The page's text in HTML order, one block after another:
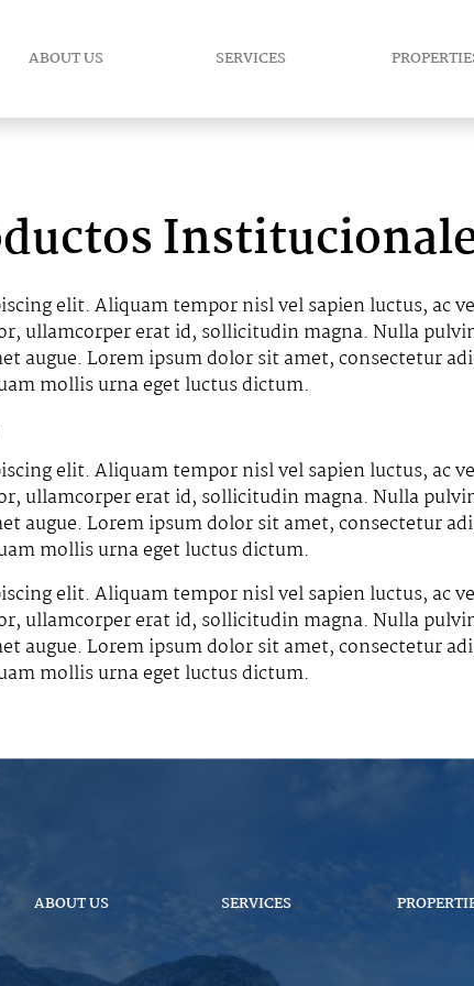
ABOUT US SERVICES
elit. Aliquam tempor nisl vel sapien luctus, ac
ullamcorper erat id, sollicitudin magna. Nulla
augue. Lorem ipsum dolor sit amet, consectetur
mollis urna eget luctus dictum.
elit. Aliquam tempor nisl vel sapien luctus, ac
ullamcorper erat id, sollicitudin magna. Nulla
augue. Lorem ipsum dolor sit amet, consectetur
mollis urna eget luctus dictum.
elit. Aliquam tempor nisl vel sapien luctus, ac
ullamcorper erat id, sollicitudin magna. Nulla
augue. Lorem ipsum dolor sit amet, consectetur
mollis urna eget luctus dictum.
ABOUT US SERVICES